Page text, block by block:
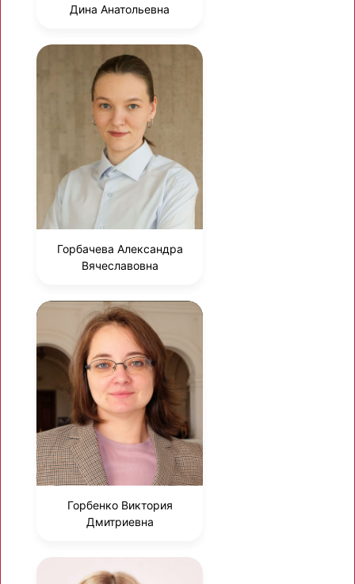
Дина Анатольевна
Горбачева Александра
Вячеславовна
Горбенко Виктория
Дмитриевна